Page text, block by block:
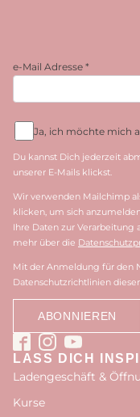
e-Mail Adresse *
Ja, ich möchte mich
Du kannst Dich jederzeit
unserer E-Mails klickst.
Wir verwenden Mailchimp
klicken, um sich
Ihre Daten zur
mehr über die
Mit der Anmeldung für den
Datenschutzrichtlinien
LASS DICH
Ladengeschäft &
Kurse